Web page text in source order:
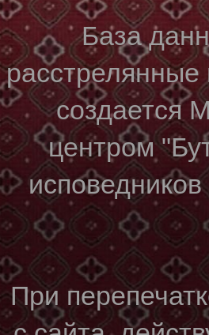
База
расстрелянные
создается
центром
При